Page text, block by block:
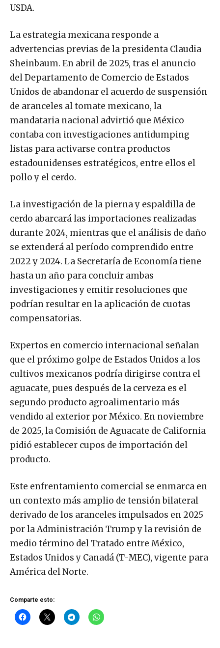
USDA.
La estrategia mexicana responde a
advertencias previas de la presidenta Claudia
Sheinbaum. En abril de 2025, tras el anuncio
del Departamento de Comercio de Estados
Unidos de abandonar el acuerdo de suspensión
de aranceles al tomate mexicano, la
mandataria nacional advirtió que México
contaba con investigaciones antidumping
listas para activarse contra productos
estadounidenses estratégicos, entre ellos el
pollo y el cerdo.
La investigación de la pierna y espaldilla de
cerdo abarcará las importaciones realizadas
durante 2024, mientras que el análisis de daño
se extenderá al período comprendido entre
2022 y 2024. La Secretaría de Economía tiene
hasta un año para concluir ambas
investigaciones y emitir resoluciones que
podrían resultar en la aplicación de cuotas
compensatorias.
Expertos en comercio internacional señalan
que el próximo golpe de Estados Unidos a los
cultivos mexicanos podría dirigirse contra el
aguacate, pues después de la cerveza es el
segundo producto agroalimentario más
vendido al exterior por México. En noviembre
de 2025, la Comisión de Aguacate de California
pidió establecer cupos de importación del
producto.
Este enfrentamiento comercial se enmarca en
un contexto más amplio de tensión bilateral
derivado de los aranceles impulsados en 2025
por la Administración Trump y la revisión de
medio término del Tratado entre México,
Estados Unidos y Canadá (T-MEC), vigente para
América del Norte.
Comparte esto: